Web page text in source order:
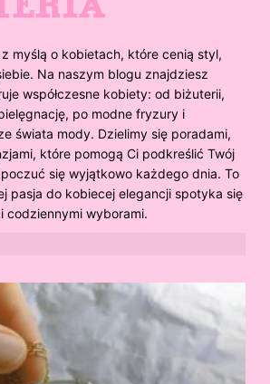
myślą o kobietach, które cenią styl,
Na naszym blogu znajdziesz
współczesne kobiety: od biżuterii,
po modne fryzury i
świata mody. Dzielimy się poradami,
które pomogą Ci podkreślić Twój
się wyjątkowo każdego dnia. To
pasja do kobiecej elegancji spotyka się
codziennymi wyborami.